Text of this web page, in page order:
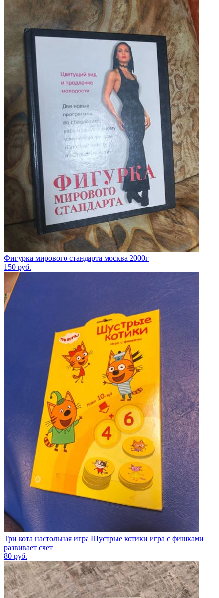
Фигурка мирового стандарта москва 2000г
150 руб.
Три кота настольная игра Шустрые котики игра с фишками
развивает счет
80 руб.